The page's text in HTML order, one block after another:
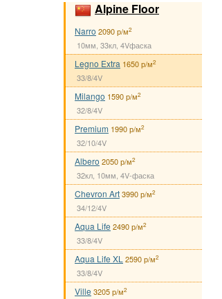
Alpine Floor
Narro 2090 р/м2
10мм, 33кл, 4Vфаска
Legno Extra 1650 р/м2
33/8/4V
Milango 1590 р/м2
32/8/4V
Premium 1990 р/м2
32/10/4V
Albero 2050 р/м2
32кл, 10мм, 4V-фаска
Chevron Art3990 р/м2
34/12/4V
Aqua Life 2490 р/м2
33/8/4V
Aqua Life XL 2590 р/м2
33/8/4V
Ville 3205 р/м2